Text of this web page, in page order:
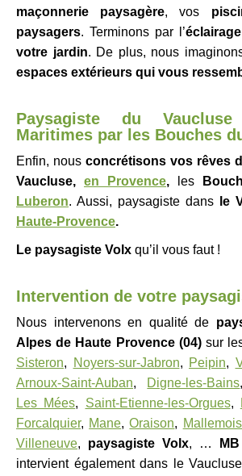
maçonnerie paysagère, vos
paysagers. Terminons par l’
votre jardin. De plus, nous
espaces extérieurs qui vous
Paysagiste du
Maritimes par les Bouches
Enfin, nous concrétisons vos rêves
Vaucluse, en Provence, les
Luberon. Aussi, paysagiste dans le
Haute-Provence.
Le paysagiste Volx qu’il vous faut !
Intervention de votre
Nous intervenons en qualité de
Alpes de Haute Provence (04)sur
Sisteron, Noyers-sur-Jabron, Peipin,
Arnoux-Saint-Auban, Digne-les-Bains
Les Mées, Saint-Etienne-les-Orgues,
Forcalquier, Mane,Oraison,
Villeneuve, paysagiste Volx, …
intervient également dans le